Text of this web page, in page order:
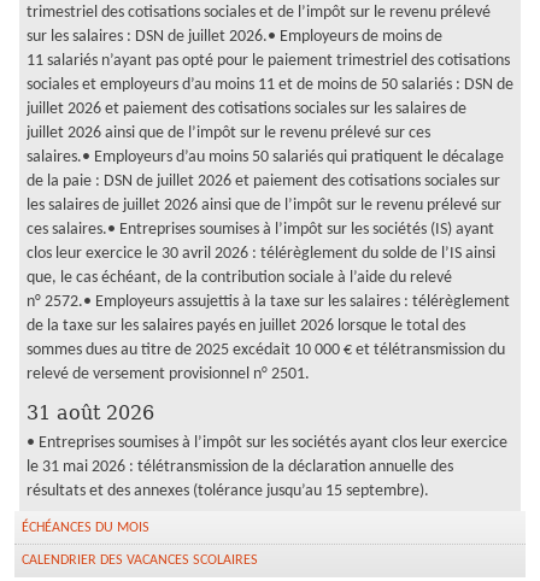
trimestriel des cotisations sociales et de l’impôt sur le revenu prélevé
sur les salaires : DSN de juillet 2026.• Employeurs de moins de
11 salariés n’ayant pas opté pour le paiement trimestriel des cotisations
sociales et employeurs d’au moins 11 et de moins de 50 salariés : DSN de
juillet 2026 et paiement des cotisations sociales sur les salaires de
juillet 2026 ainsi que de l’impôt sur le revenu prélevé sur ces
salaires.• Employeurs d’au moins 50 salariés qui pratiquent le décalage
de la paie : DSN de juillet 2026 et paiement des cotisations sociales sur
les salaires de juillet 2026 ainsi que de l’impôt sur le revenu prélevé sur
ces salaires.• Entreprises soumises à l’impôt sur les sociétés (IS) ayant
clos leur exercice le 30 avril 2026 : télérèglement du solde de l’IS ainsi
que, le cas échéant, de la contribution sociale à l’aide du relevé
n° 2572.• Employeurs assujettis à la taxe sur les salaires : télérèglement
de la taxe sur les salaires payés en juillet 2026 lorsque le total des
sommes dues au titre de 2025 excédait 10 000 € et télétransmission du
relevé de versement provisionnel n° 2501.
31 août 2026
• Entreprises soumises à l’impôt sur les sociétés ayant clos leur exercice
le 31 mai 2026 : télétransmission de la déclaration annuelle des
résultats et des annexes (tolérance jusqu’au 15 septembre).
ÉCHÉANCES DU MOIS
CALENDRIER DES VACANCES SCOLAIRES